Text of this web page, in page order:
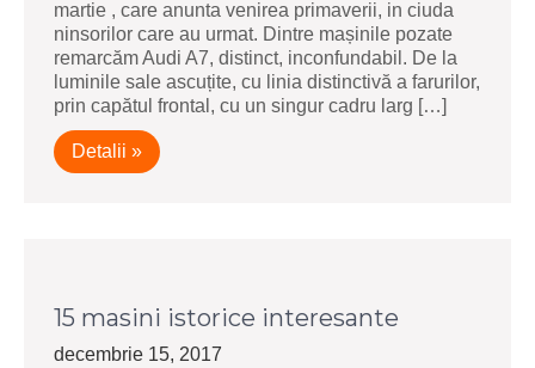
martie , care anunta venirea primaverii, in ciuda
ninsorilor care au urmat. Dintre mașinile pozate
remarcăm Audi A7, distinct, inconfundabil. De la
luminile sale ascuțite, cu linia distinctivă a farurilor,
prin capătul frontal, cu un singur cadru larg […]
Detalii »
15 masini istorice interesante
decembrie 15, 2017